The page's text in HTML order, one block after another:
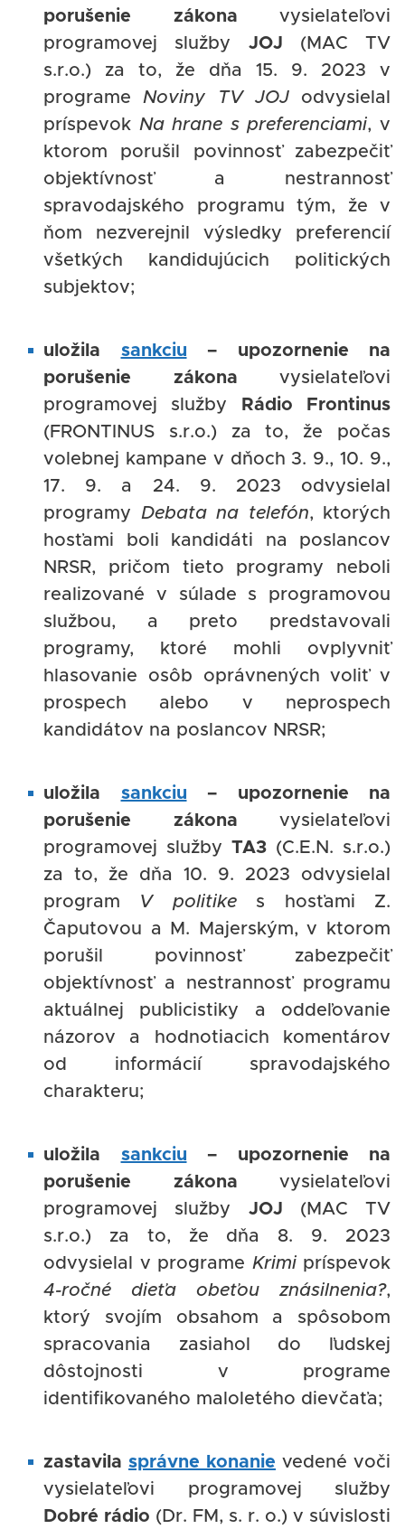
porušenie zákona vysielateľovi
programovej služby JOJ (MAC TV
s.r.o.) za to, že dňa 15. 9. 2023 v
programeNoviny TV JOJodvysielal
príspevok Na hrane s preferenciami, v
ktorom porušil povinnosť zabezpečiť
objektívnosť a nestrannosť
spravodajského programu tým, že v
ňom nezverejnil výsledky preferencií
všetkých kandidujúcich politických
subjektov;
uložila sankciu – upozornenie na
porušenie zákona vysielateľovi
programovej služby
Rádio Frontinus
(FRONTINUS s.r.o.) za to, že počas
volebnej kampane v dňoch 3. 9., 10. 9.,
17. 9. a 24. 9. 2023 odvysielal
programy Debata na telefón, ktorých
hosťami boli kandidáti na poslancov
NRSR, pričom tieto programy neboli
realizované v súlade s programovou
službou, a preto predstavovali
programy, ktoré mohli ovplyvniť
hlasovanie osôb oprávnených voliť v
prospech alebo v neprospech
kandidátov na poslancov NRSR;
uložila sankciu – upozornenie na
porušenie zákona vysielateľovi
programovej služby TA3 (C.E.N. s.r.o.)
za to, že dňa 10. 9. 2023 odvysielal
program V politikes hosťami Z.
Čaputovou a M. Majerským, v ktorom
porušil povinnosť zabezpečiť
objektívnosť a nestrannosť programu
aktuálnej publicistiky a oddeľovanie
názorov a hodnotiacich komentárov
od informácií spravodajského
charakteru;
uložila sankciu – upozornenie na
porušenie zákona vysielateľovi
programovej služby JOJ (MAC TV
s.r.o.) za to, že dňa 8. 9. 2023
odvysielal v programe Krimi príspevok
4-ročné dieťa obeťou znásilnenia?,
ktorý svojím obsahom a spôsobom
spracovania zasiahol do ľudskej
dôstojnosti v programe
identifikovaného maloletého dievčaťa;
zastavila správne konanie vedené voči
vysielateľovi programovej služby
Dobré rádio (Dr. FM, s. r. o.) v súvislosti